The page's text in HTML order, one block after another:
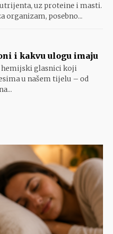
uz proteine i masti.
organizam, posebno...
i kakvu ulogu imaju
glasnici koji
u našem tijelu – od